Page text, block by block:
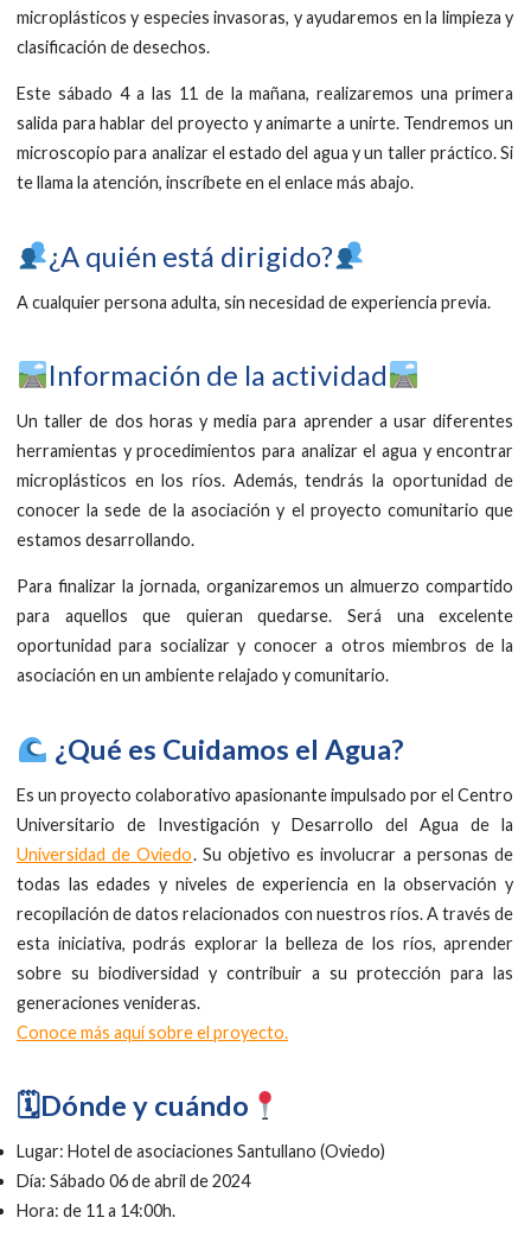
microplásticos y especies invasoras, y ayudaremos en la limpieza y
clasificación de desechos.
Este sábado 4 a las 11 de la mañana, realizaremos una primera
salida para hablar del proyecto y animarte a unirte. Tendremos un
microscopio para analizar el estado del agua y un taller práctico. Si
te llama la atención, inscríbete en el enlace más abajo.
​¿A quién está dirigido?
A cualquier persona adulta, sin necesidad de experiencia previa.
Información de la actividad
Un taller de dos horas y media para aprender a usar diferentes
herramientas y procedimientos para analizar el agua y encontrar
microplásticos en los ríos. Además, tendrás la oportunidad de
conocer la sede de la asociación y el proyecto comunitario que
estamos desarrollando.
Para finalizar la jornada, organizaremos un almuerzo compartido
para aquellos que quieran quedarse. Será una excelente
oportunidad para socializar y conocer a otros miembros de la
asociación en un ambiente relajado y comunitario.
¿Qué es Cuidamos el Agua?
Es un proyecto colaborativo apasionante impulsado por el Centro
Universitario de Investigación y Desarrollo del Agua de la
Universidad de Oviedo. Su objetivo es involucrar a personas de
todas las edades y niveles de experiencia en la observación y
recopilación de datos relacionados con nuestros ríos. A través de
esta iniciativa, podrás explorar la belleza de los ríos, aprender
sobre su biodiversidad y contribuir a su protección para las
generaciones venideras.
Conoce más aquí sobre el proyecto.
🗓Dónde y cuándo
Lugar: Hotel de asociaciones Santullano (Oviedo)
Día: Sábado 06 de abril de 2024
Hora: de 11 a 14:00h.